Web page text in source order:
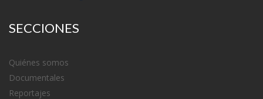
SECCIONES
Quiénes somos
Documentales
Reportajes